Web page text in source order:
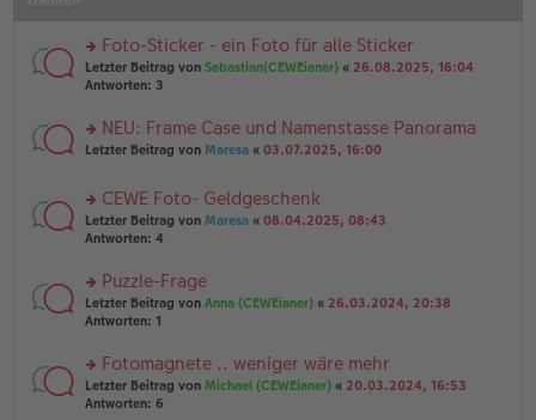
rs
te
n
g
es
e
n
er
ei
tr
a
Foto-Sticker - ein Foto für alle Sticker
Letzter Beitrag von Sebastian(CEWEianer) « 26.08.2025, 16:04
Antworten: 3
rs
u
n
g
es
e
n
er
ei
tr
a
NEU: Frame Case und Namenstasse Panorama
Letzter Beitrag von Maresa « 03.07.2025, 16:00
rs
te
n
g
el
e
n
er
CEWE Foto- Geldgeschenk
Letzter Beitrag von Maresa « 08.04.2025, 08:43
Antworten: 4
rs
te
n
g
el
Puzzle-Frage
Letzter Beitrag von Anna (CEWEianer) « 26.03.2024, 20:38
Antworten: 1
rs
te
Fotomagnete .. weniger wäre mehr
Letzter Beitrag von Michael (CEWEianer) « 20.03.2024, 16:53
Antworten: 6